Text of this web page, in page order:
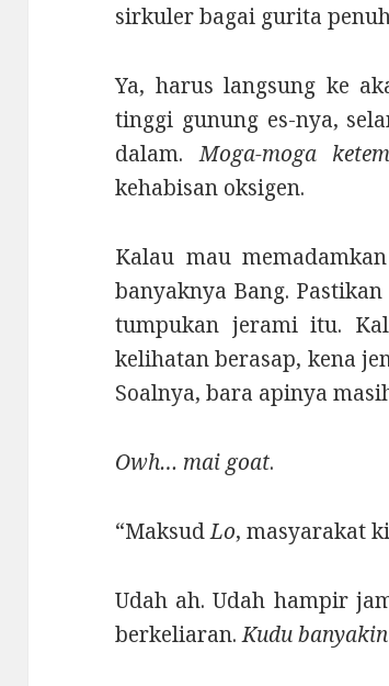
sirkuler bagai gurita
Ya, harus langsung ke
tinggi gunung es-nya,
dalam.Moga-moga
kehabisan oksigen.
Kalau mau
banyaknya Bang.
tumpukan jerami itu.
kelihatan berasap, kena
Soalnya, bara apinya
Owh… mai goat.
“MaksudLo, masyarakat
Udah ah. Udah hampir
berkeliaran.Kudu banyakin